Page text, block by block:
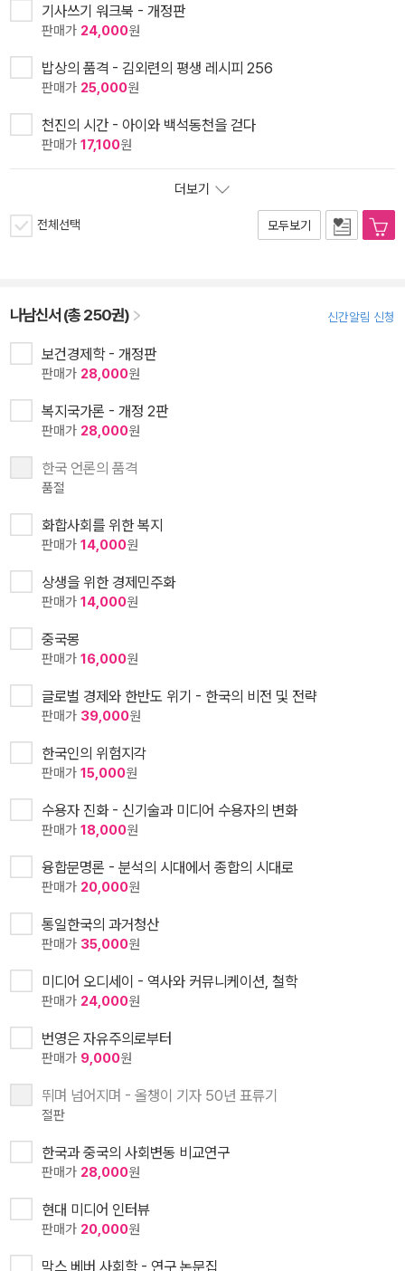
기사쓰기 워크북 - 개정판
판매가 24,000원
밥상의 품격 - 김외련의 평생 레시피 256
판매가 25,000원
천진의 시간 - 아이와 백석동천을 걷다
판매가 17,100원
더보기
전체선택 모두보기
나남신서 (총 250권) 신간알림 신청
보건경제학 - 개정판
판매가 28,000원
복지국가론 - 개정 2판
판매가 28,000원
한국 언론의 품격
품절
화합사회를 위한 복지
판매가 14,000원
상생을 위한 경제민주화
판매가 14,000원
중국몽
판매가 16,000원
글로벌 경제와 한반도 위기 - 한국의 비전 및 전략
판매가 39,000원
한국인의 위험지각
판매가 15,000원
수용자 진화 - 신기술과 미디어 수용자의 변화
판매가 18,000원
융합문명론 - 분석의 시대에서 종합의 시대로
판매가 20,000원
통일한국의 과거청산
판매가 35,000원
미디어 오디세이 - 역사와 커뮤니케이션, 철학
판매가 24,000원
번영은 자유주의로부터
판매가 9,000원
뛰며 넘어지며 - 올챙이 기자 50년 표류기
절판
한국과 중국의 사회변동 비교연구
판매가 28,000원
현대 미디어 인터뷰
판매가 20,000원
막스 베버 사회학 - 연구 논문집